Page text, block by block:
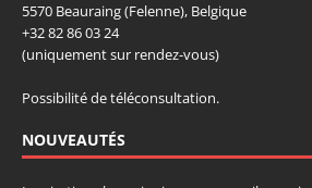
5570 Beauraing (Felenne), Belgique
+32 82 86 03 24
(uniquement sur rendez-vous)
Possibilité de téléconsultation.
NOUVEAUTÉS